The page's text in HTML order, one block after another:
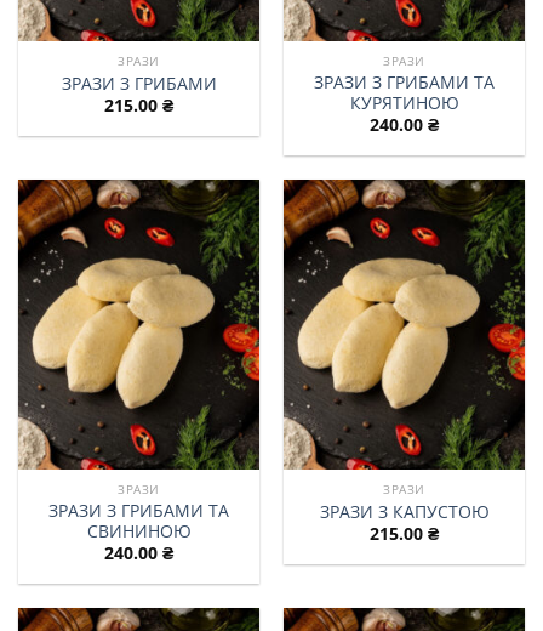
ЗРАЗИ
ЗРАЗИ З ГРИБАМИ
215.00 ₴
ЗРАЗИ
ЗРАЗИ З ГРИБАМИ ТА
КУРЯТИНОЮ
240.00 ₴
ЗРАЗИ
ЗРАЗИ З ГРИБАМИ ТА
СВИНИНОЮ
240.00 ₴
ЗРАЗИ
ЗРАЗИ З КАПУСТОЮ
215.00 ₴